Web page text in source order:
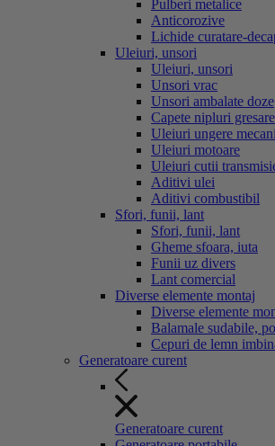
Pulberi metalice
Anticorozive
Lichide curatare-
Uleiuri, unsori
Uleiuri, unsori
Unsori vrac
Unsori ambalate doze
Capete nipluri gresare
Uleiuri ungere
Uleiuri motoare
Uleiuri cutii
Aditivi ulei
Aditivi combustibil
Sfori, funii, lant
Sfori, funii, lant
Gheme sfoara, iuta
Funii uz divers
Lant comercial
Diverse elemente montaj
Diverse elemente
Balamale sudabile,
Cepuri de lemn
Generatoare curent
Generatoare curent